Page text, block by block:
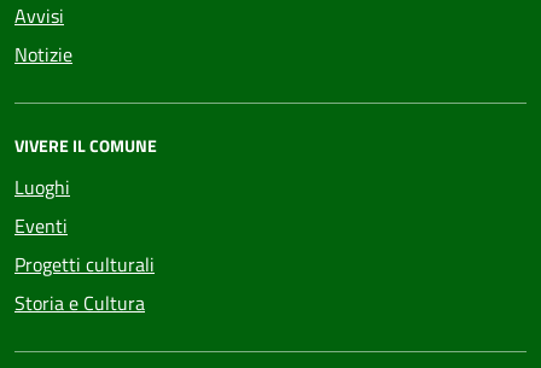
Avvisi
Notizie
VIVERE IL COMUNE
Luoghi
Eventi
Progetti culturali
Storia e Cultura